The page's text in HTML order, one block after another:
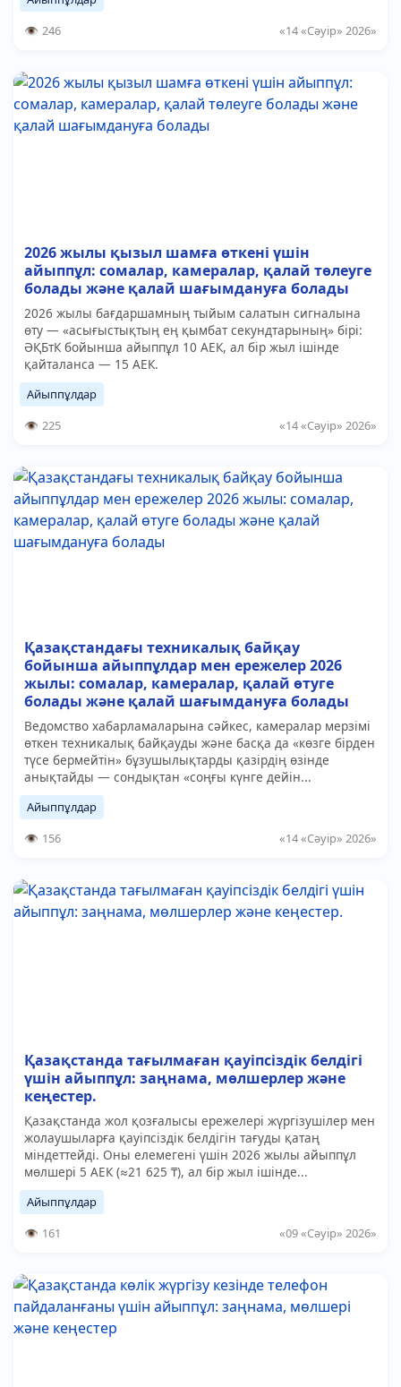
246
«14 «Сәуір» 2026»
2026 жылы қызыл шамға өткені үшін
айыппұл: сомалар, камералар, қалай төлеуге
болады және қалай шағымдануға болады
2026 жылы бағдаршамның тыйым салатын сигналына
өту — «асығыстықтың ең қымбат секундтарының» бірі:
ӘҚБтК бойынша айыппұл 10 АЕК, ал бір жыл ішінде
қайталанса — 15 АЕК.
Айыппұлдар
225
«14 «Сәуір» 2026»
Қазақстандағы техникалық байқау
бойынша айыппұлдар мен ережелер 2026
жылы: сомалар, камералар, қалай өтуге
болады және қалай шағымдануға болады
Ведомство хабарламаларына сәйкес, камералар мерзімі
өткен техникалық байқауды және басқа да «көзге бірден
түсе бермейтін» бұзушылықтарды қазірдің өзінде
анықтайды — сондықтан «соңғы күнге дейін...
Айыппұлдар
156
«14 «Сәуір» 2026»
Қазақстанда тағылмаған қауіпсіздік белдігі
үшін айыппұл: заңнама, мөлшерлер және
кеңестер.
Қазақстанда жол қозғалысы ережелері жүргізушілер мен
жолаушыларға қауіпсіздік белдігін тағуды қатаң
міндеттейді. Оны елемегені үшін 2026 жылы айыппұл
мөлшері 5 АЕК (≈21 625 ₸), ал бір жыл ішінде...
Айыппұлдар
161
«09 «Сәуір» 2026»